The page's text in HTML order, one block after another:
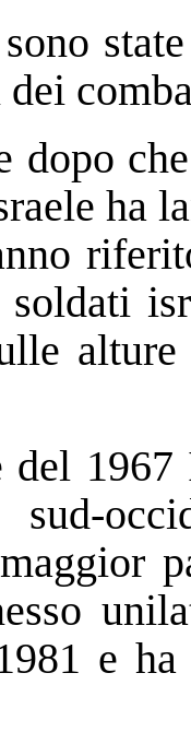
dopo
ha
del
sud-
e